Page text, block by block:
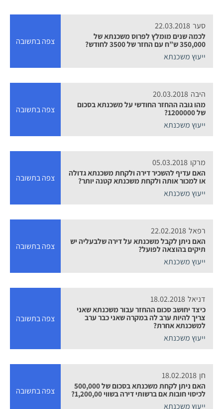
סער 22.03.2018
לכמה שנים מומלץ לפרוס משכנתא של
350,000 ש”ח עם החזר של 3500 לחודש?
ייעוץ משכנתא
צפה בתשובה
היבה 20.03.2018
מהו גובה ההחזר החודשי על משכנתא בסכום
של 1200000?
ייעוץ משכנתא
צפה בתשובה
מרקו 05.03.2018
האם עדיף להשכיר דירה ולקחת משכנתא גדולה
או למכור אותה ולקחת משכנתא קטנה יותר?
ייעוץ משכנתא
צפה בתשובה
רפאל 22.02.2018
האם ניתן לקבל משכנתא על דירה שלבעליה יש
תיקים בהוצאה לפועל?
ייעוץ משכנתא
צפה בתשובה
דניאל 18.02.2018
כיצד יחושב סכום ההחזר עבור משכנתא שאני
צריך להיות ערב לה במקרה שאני כבר ערב
למשכנתא אחרת?
ייעוץ משכנתא
צפה בתשובה
חן 18.02.2018
האם ניתן לקחת משכנתא בסכום של 500,000
לכיסוי חובות אם ברשותי דירה בשווי 1,200,00?
ייעוץ משכנתא
צפה בתשובה